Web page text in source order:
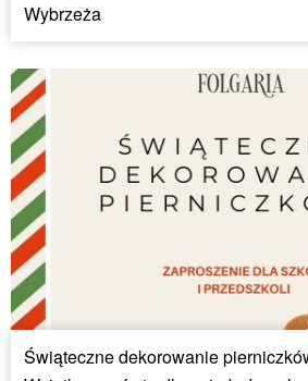
Wybrzeża
Świąteczne dekorowanie